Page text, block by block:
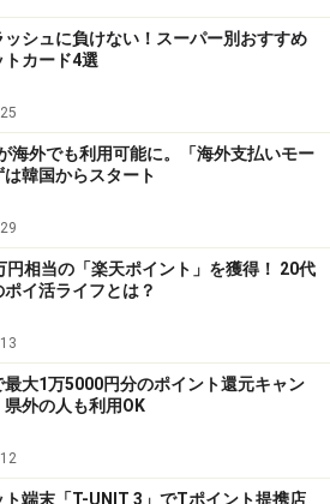
ッシュに負けない！スーパー別おすすめ
トカード4選
海外でも利用可能に。「海外支払いモー
は韓国からスタート
円相当の「楽天ポイント」を獲得！ 20代
イ活ライフとは？
最大1万5000円分のポイント還元キャン
県外の人も利用OK
ト端末「T-UNIT 3」でTポイント提携店